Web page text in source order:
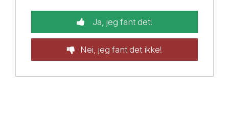
Ja, jeg fant det!
Nei, jeg fant det ikke!